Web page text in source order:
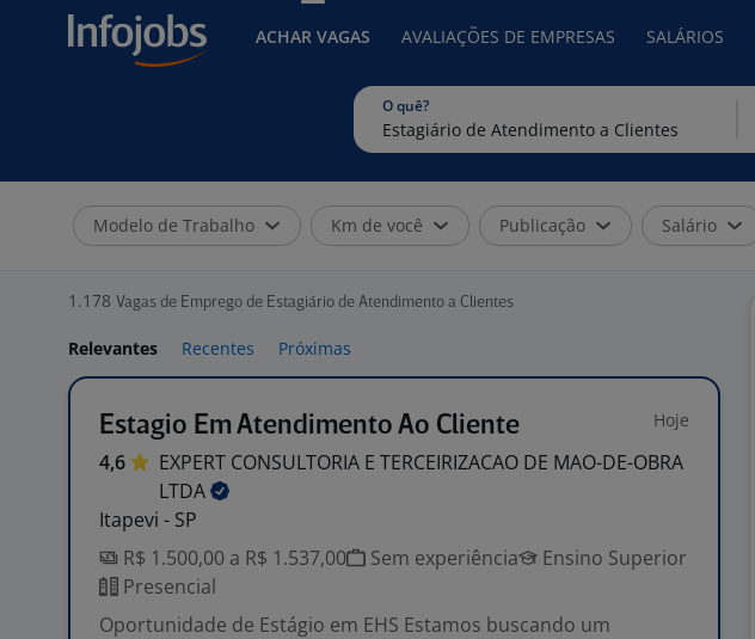
ACHAR VAGAS AVALIAÇÕES DE EMPRESAS SALÁRIOS
O quê?
Modelo de Trabalho Km de você Publicação Salário
1.178 Vagas de Emprego de Estagiário de Atendimento a Clientes
Relevantes Recentes Próximas
Estagio Em Atendimento Ao Cliente Hoje
4,6
EXPERT CONSULTORIA E TERCEIRIZACAO DE MAO-DE-OBRA
LTDA
Itapevi - SP
R$ 1.500,00 a R$ 1.537,00
Sem experiência
Ensino Superior
Presencial
Oportunidade de Estágio em EHS Estamos buscando um